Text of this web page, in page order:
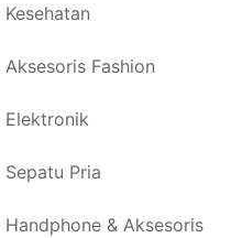
Kesehatan
Aksesoris Fashion
Elektronik
Sepatu Pria
Handphone & Aksesoris